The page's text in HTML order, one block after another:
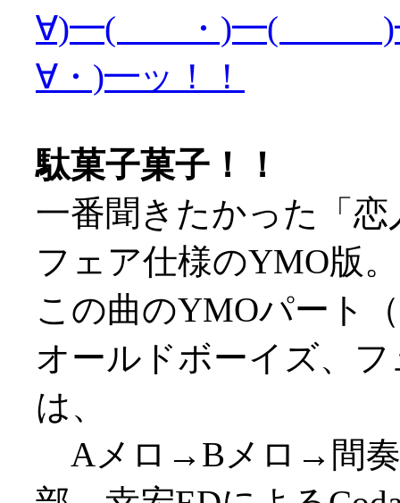
∀)━( ・)━(
∀・)━ッ！！
駄菓子菓子！！
一番聞きたかった「
フェア仕様のYMO版。
この曲のYMOパート
オールドボーイズ、
は、
Aメロ→Bメロ→間